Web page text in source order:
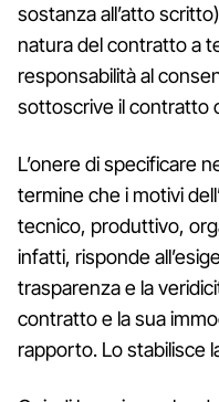
sostanza all’atto
natura del contratto a
responsabilità al
sottoscrive il contratto
L’onere di specificare
termine che i motivi
tecnico, produttivo,
infatti, risponde
trasparenza e la
contratto e la sua
rapporto. Lo stabilisce